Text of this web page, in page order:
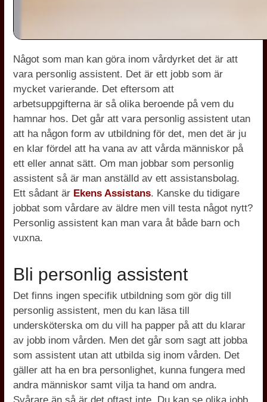
Något som man kan göra inom vårdyrket det är att
vara personlig assistent. Det är ett jobb som är
mycket varierande. Det eftersom att
arbetsuppgifterna är så olika beroende på vem du
hamnar hos. Det går att vara personlig assistent utan
att ha någon form av utbildning för det, men det är ju
en klar fördel att ha vana av att vårda människor på
ett eller annat sätt. Om man jobbar som personlig
assistent så är man anställd av ett assistansbolag.
Ett sådant är Ekens Assistans. Kanske du tidigare
jobbat som vårdare av äldre men vill testa något nytt?
Personlig assistent kan man vara åt både barn och
vuxna.
Bli personlig assistent
Det finns ingen specifik utbildning som gör dig till
personlig assistent, men du kan läsa till
undersköterska om du vill ha papper på att du klarar
av jobb inom vården. Men det går som sagt att jobba
som assistent utan att utbilda sig inom vården. Det
gäller att ha en bra personlighet, kunna fungera med
andra människor samt vilja ta hand om andra.